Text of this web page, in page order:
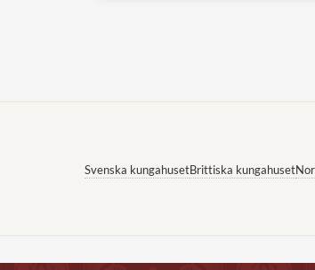
Svenska kungahusetBrittiska kungahuset